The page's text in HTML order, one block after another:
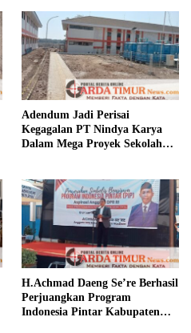
Adendum Jadi Perisai
Kegagalan PT Nindya Karya
Dalam Mega Proyek Sekolah
H.Achmad Daeng Se’re Berhasil
Perjuangkan Program
Indonesia Pintar Kabupaten